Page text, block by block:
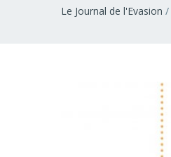
Fil
Le Journal de l'Evasion